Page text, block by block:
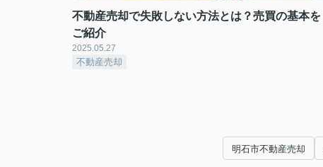
不動産売却で失敗しない方法とは？売買の基本を
ご紹介
2025.05.27
不動産売却
明石市不動産売却